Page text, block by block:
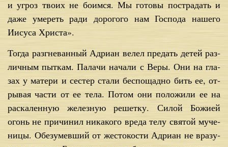
и угроз тво­их не бо­им­ся. Мы го­то­вы по­стра­дать и
да­же уме­реть ра­ди до­ро­го­го нам Гос­по­да на­ше­го
Иису­са Хри­ста».
То­гда раз­гне­ван­ный Адри­ан ве­лел пре­дать де­тей раз­
лич­ным пыт­кам. Па­ла­чи на­ча­ли с Ве­ры. Они на гла­
зах у ма­те­ри и се­стер ста­ли бес­по­щад­но бить ее, от­
ры­вая ча­сти от ее те­ла. По­том они по­ло­жи­ли ее на
рас­ка­лен­ную же­лез­ную ре­шет­ку. Си­лой Бо­жи­ей
огонь не при­чи­нил ни­ка­ко­го вре­да те­лу свя­той му­че­
ни­цы. Обе­зу­мев­ший от же­сто­ко­сти Адри­ан не вра­зу­